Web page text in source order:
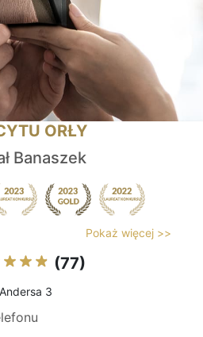
ORŁY
Banaszek
Pokaż więcej >>
(77)
3